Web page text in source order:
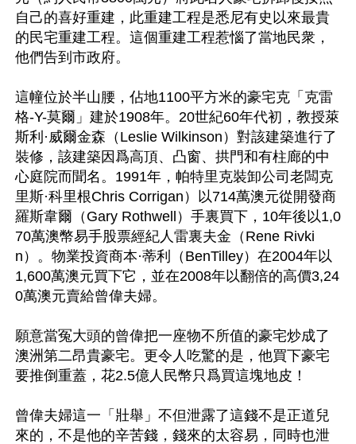
自己的喜好重建，此重建工程是悉尼有史以來最貴
的民宅重建工程。這個重建工程惹惱了當地民衆，
他們告到市政府。
這幢位於半山腰，佔地1100平方米的豪宅克「克雷
格-Y-莫爾」建於1908年。20世紀60年代初，教授萊
斯利·威爾金森（Leslie Wilkinson）對該建築進行了
裝修，該建築因爲高頂、凸窗、拱門和有柱廊的中
心庭院而聞名。1991年，帕特里克裝卸公司老闆克
里斯·科里根Chris Corrigan）以714萬澳元從開發商
羅斯韋爾（Gary Rothwell）手裏買下，10年後以1,0
70萬澳幣易手股票經紀人雷裏夫金（Rene Rivki
n）。物業投資商本·蒂利（BenTilley）在2004年以
1,600萬澳元買下它，並在2008年以翻倍的高價3,24
0萬澳元賣給曾偉夫婦。
願意當冤大頭的曾偉把一座物不所值的豪宅炒成了
澳洲第二昂貴豪宅。更令人吃驚的是，他買下豪宅
要推倒重蓋，花2.5億人民幣只爲買這塊地皮！
曾偉夫婦這一「壯舉」不但泄露了這錢不是正道兒
來的，不是他的辛苦錢，錢來的太容易，同時也泄